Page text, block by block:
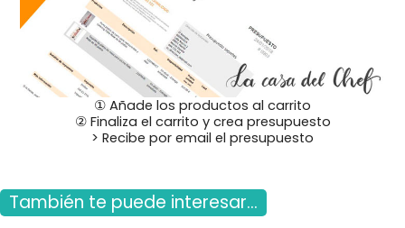
① Añade los productos al carrito
② Finaliza el carrito y crea presupuesto
> Recibe por email el presupuesto
También te puede interesar...